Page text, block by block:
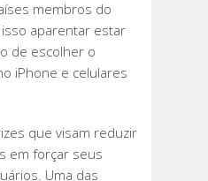
membros do
aparentar estar
de escolher o
iPhone e celulares
que visam reduzir
em forçar seus
Uma das